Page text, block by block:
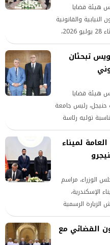
هيئة قضايا
والقانونية
والتواصل السياسي، الذي أجرى زيارة، الثلاثاء 28 يوليو 2026،
تبحثان
هيئة قضايا
حنيجل، رئيس جامعة
توليه رئاسة
بين الجانبين
لميناء
مراسم
الإسكندرية،
الرسمية
رئيس جمهورية
العربية حالياً، في
القضائي مع